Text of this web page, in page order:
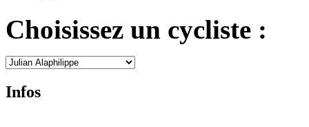
Choisissez un cycliste :
Infos